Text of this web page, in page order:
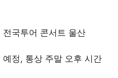
전국투어 콘서트 울산
예정, 통상 주말 오후 시간